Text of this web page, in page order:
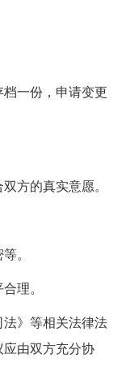
一份，申请变更
方的真实意愿。
。
理。
》等相关法律法
由双方充分协